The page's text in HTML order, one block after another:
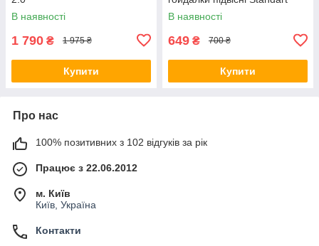
В наявності
1 790 ₴ 1 975 ₴
Купити
В наявності
649 ₴ 700 ₴
Купити
Про нас
100% позитивних з 102 відгуків за рік
Працює з 22.06.2012
м. Київ
Київ, Україна
Контакти